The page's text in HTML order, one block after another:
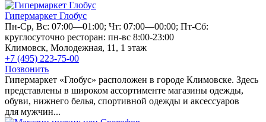
Гипермаркет Глобус
Пн-Ср, Вс: 07:00—01:00; Чт: 07:00—00:00; Пт-Сб:
круглосуточно ресторан: пн-вс 8:00-23:00
Климовск, Молодежная, 11, 1 этаж
+7 (495) 223-75-00
Позвонить
Гипермаркет «Глобус» расположен в городе Климовске. Здесь
представлены в широком ассортименте магазины одежды,
обуви, нижнего белья, спортивной одежды и аксессуаров
для мужчин...